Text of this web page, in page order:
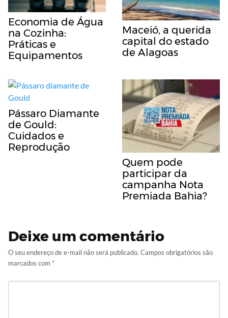
Economia de Água
na Cozinha:
Práticas e
Equipamentos
Maceió, a querida
capital do estado
de Alagoas
Pássaro Diamante
de Gould:
Cuidados e
Reprodução
Quem pode
participar da
campanha Nota
Premiada Bahia?
Deixe um comentário
O seu endereço de e-mail não será publicado. Campos obrigatórios são
marcados com *